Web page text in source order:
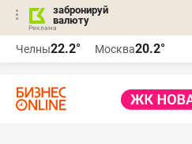
забронируй
валюту
Челны22.2° Москва20.2°